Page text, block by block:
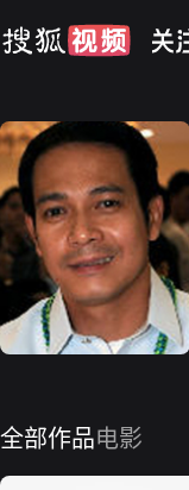
全部作品电影